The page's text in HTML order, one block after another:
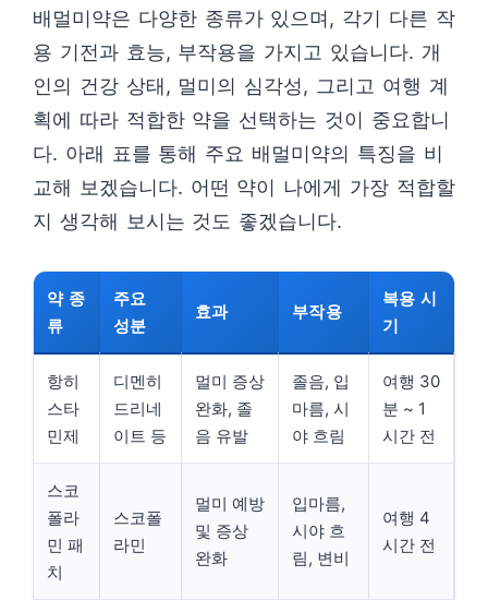
배멀미약은 다양한 종류가 있으며, 각기 다른 작
용 기전과 효능, 부작용을 가지고 있습니다. 개
인의 건강 상태, 멀미의 심각성, 그리고 여행 계
획에 따라 적합한 약을 선택하는 것이 중요합니
다. 아래 표를 통해 주요 배멀미약의 특징을 비
교해 보겠습니다. 어떤 약이 나에게 가장 적합할
지 생각해 보시는 것도 좋겠습니다.
약 종
류
주요
성분
효과 부작용
복용 시
기
항히
스타
민제
디멘히
드리네
이트 등
멀미 증상
완화, 졸
음 유발
졸음, 입
마름, 시
야 흐림
여행 30
분 ~ 1
시간 전
스코
폴라
민 패
치
스코폴
라민
멀미 예방
및 증상
완화
입마름,
시야 흐
림, 변비
여행 4
시간 전